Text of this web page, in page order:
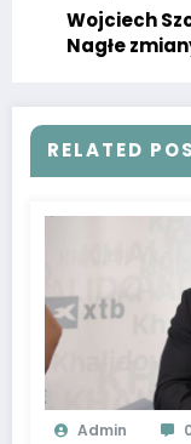
Wojciech
Nagłe
RELATED
Admin